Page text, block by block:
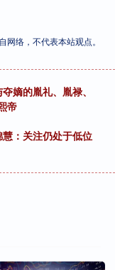
络，不代表本站观点。
嫡的胤礼、胤禄、
帝
：关注仍处于低位